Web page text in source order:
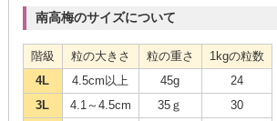
南高梅のサイズについて
階級 粒の大きさ 粒の重さ
1kgの粒数
4L
4.5cm以上 45g
24
3L
4.1～4.5cm 35ｇ
30